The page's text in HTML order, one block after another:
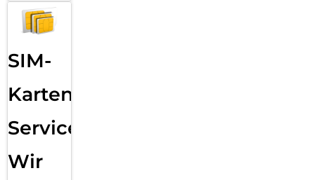
SIM-
Karten
Service:
Wir